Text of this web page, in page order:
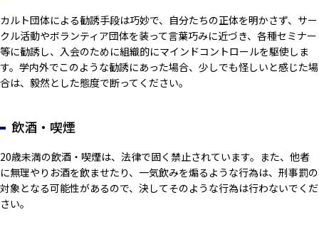
カルト団体による勧誘手段は巧妙で、自分たちの正体を明かさず、サー
クル活動やボランティア団体を装って言葉巧みに近づき、各種セミナー
等に勧誘し、入会のために組織的にマインドコントロールを駆使しま
す。学内外でこのような勧誘にあった場合、少しでも怪しいと感じた場
合は、毅然とした態度で断ってください。
飲酒・喫煙
20歳未満の飲酒・喫煙は、法律で固く禁止されています。また、他者
に無理やりお酒を飲ませたり、一気飲みを煽るような行為は、刑事罰の
対象となる可能性があるので、決してそのような行為は行わないでくだ
さい。